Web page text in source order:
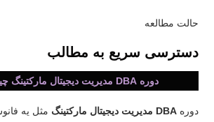
حالت مطالعه
دسترسی سریع به مطالب
دوره DBA مدیریت دیجیتال مارکتینگ چیست؟
دورهDBA مدیریت دیجیتال مارکتینگ
مثل یه